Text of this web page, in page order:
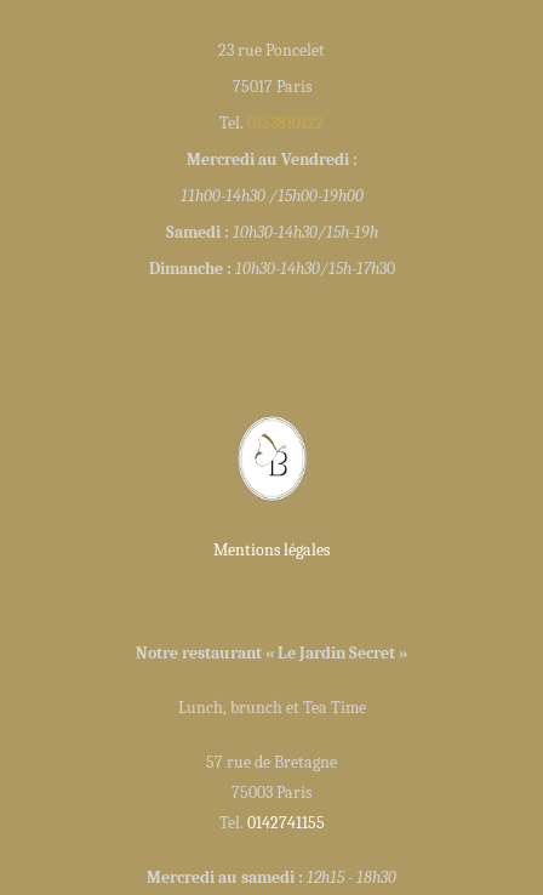
23 rue Poncelet
75017 Paris
Tel. 0153810122
Mercredi au Vendredi :
11h00-14h30 /15h00-19h00
Samedi : 10h30-14h30/15h-19h
Dimanche : 10h30-14h30/15h-17h30
Mentions légales
Notre restaurant « Le Jardin Secret »
Lunch, brunch et Tea Time
57 rue de Bretagne
75003 Paris
Tel. 0142741155
Mercredi au samedi : 12h15 - 18h30